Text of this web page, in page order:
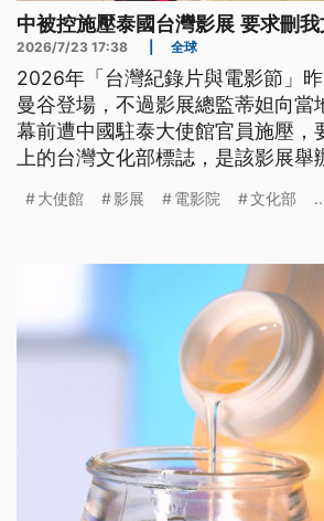
中被控施壓泰國台灣影展 要求刪
2026/7/23 17:38 全球
2026年「台灣紀錄片與電影節」
曼谷登場，不過影展總監蒂妲向當
幕前遭中國駐泰大使館官員施壓，
上的台灣文化部標誌，是該影展舉
向我駐泰辦事處通報。中國駐泰大
大使館 影展 電影院 文化部